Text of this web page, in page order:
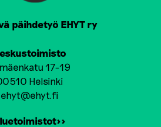
päihdetyö EHYT ry
17-19
Helsinki
ehyt@ehyt.fi